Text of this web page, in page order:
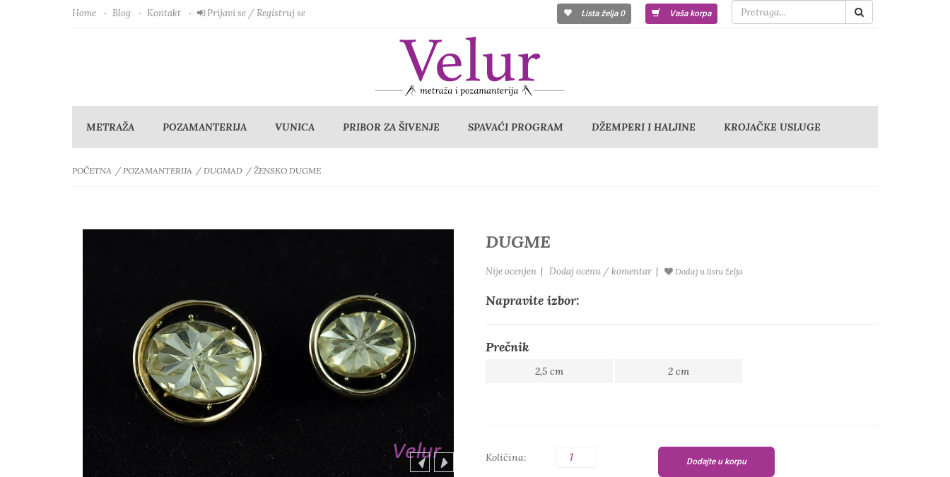
Home Blog Kontakt Prijavi se / Registruj se Lista želja 0 Vaša korpa
METRAŽA POZAMANTERIJA VUNICA PRIBOR ZA ŠIVENJE SPAVAĆI PROGRAM DŽEMPERI I HALJINE KROJAČKE USLUGE
POČETNA POZAMANTERIJA DUGMAD ŽENSKO DUGME
DUGME
Nije ocenjen | Dodaj ocenu / komentar | Dodaj u listu želja
Napravite izbor:
Prečnik
2,5 cm 2 cm
Količina: Dodajte u korpu